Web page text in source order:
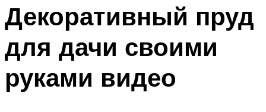
Декоративный пруд
для дачи своими
руками видео